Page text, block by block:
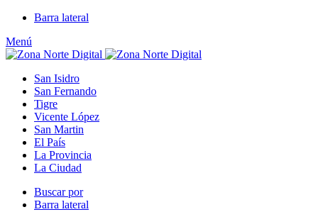
Barra lateral
Menú
San Isidro
San Fernando
Tigre
Vicente López
San Martin
El País
La Provincia
La Ciudad
Buscar por
Barra lateral